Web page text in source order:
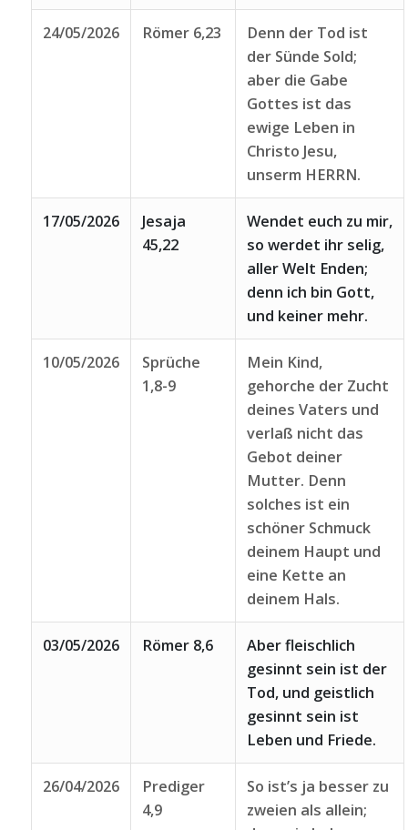
24/05/2026 Römer 6,23
Denn der Tod ist
der Sünde Sold;
aber die Gabe
Gottes ist das
ewige Leben in
Christo Jesu,
unserm HERRN.
17/05/2026
Jesaja
45,22
Wendet euch zu mir,
so werdet ihr selig,
aller Welt Enden;
denn ich bin Gott,
und keiner mehr.
10/05/2026
Sprüche
1,8-9
Mein Kind,
gehorche der Zucht
deines Vaters und
verlaß nicht das
Gebot deiner
Mutter. Denn
solches ist ein
schöner Schmuck
deinem Haupt und
eine Kette an
deinem Hals.
03/05/2026 Römer 8,6
Aber fleischlich
gesinnt sein ist der
Tod, und geistlich
gesinnt sein ist
Leben und Friede.
26/04/2026
Prediger
4,9
So ist’s ja besser zu
zweien als allein;